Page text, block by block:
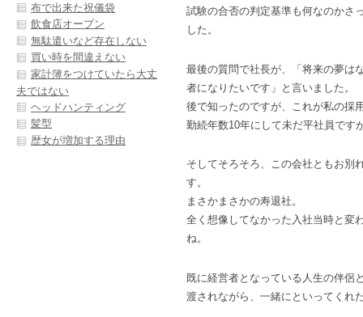
試験の合否の判定基準も何なのかさ
した。
最後の質問で社長が、「将来の夢は
者になりたいです」と言いました。
後で知ったのですが、これが私の採
勤続年数10年にして未だ平社員です
そしてそろそろ、この会社ともお別
す。
まさかまさかの寿退社。
全く想像してなかった入社当時と変
ね。
既に経営者となっている人生の伴侶
渡されながら、一緒にといってくれ
布で出来た祝儀袋
飲食店オープン
無駄遣いなど存在しない
買い時を間違えない
家計簿をつけていたら大丈
夫ではない
ヘッドハンティング
髪型
歴女が増加する理由